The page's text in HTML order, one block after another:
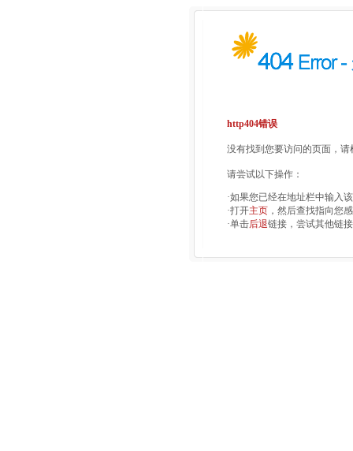
http404错误
没有找到您要访问的页面，
请尝试以下操作：
·如果您已经在地址栏中输入
·打开主页 ，然后查找指向您
·单击后退链接，尝试其他链